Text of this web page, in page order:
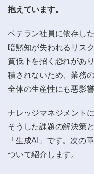
抱えています。
ベテラン社員に依存し
暗黙知が失われるリス
質低下を招く恐れがあ
積されないため、業務
全体の生産性にも悪影
ナレッジマネジメント
そうした課題の解決策
「生成AI」です。次の
ついて紹介します。